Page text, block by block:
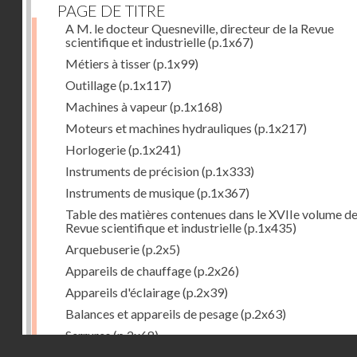
PAGE DE TITRE
A M. le docteur Quesneville, directeur de la Revue
scientifique et industrielle(p.1x67)
Métiers à tisser(p.1x99)
Outillage(p.1x117)
Machines à vapeur(p.1x168)
Moteurs et machines hydrauliques (p.1x217)
Horlogerie(p.1x241)
Instruments de précision(p.1x333)
Instruments de musique(p.1x367)
Table des matières contenues dans le XVIIe volume
Revue scientifique et industrielle(p.1x435)
Arquebuserie(p.2x5)
Appareils de chauffage(p.2x26)
Appareils d'éclairage(p.2x39)
Balances et appareils de pesage(p.2x63)
Serrures(p.2x68)